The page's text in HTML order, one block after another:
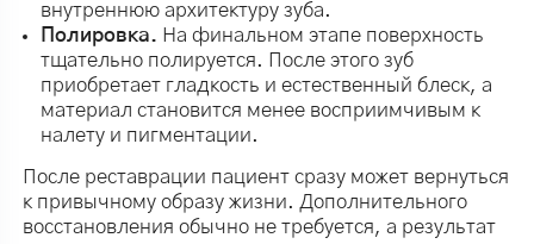
внутреннюю архитектуру зуба.
Полировка. На финальном этапе поверхность
тщательно полируется. После этого зуб
приобретает гладкость и естественный блеск, а
материал становится менее восприимчивым к
налету и пигментации.
После реставрации пациент сразу может вернуться
к привычному образу жизни. Дополнительного
восстановления обычно не требуется, а результат